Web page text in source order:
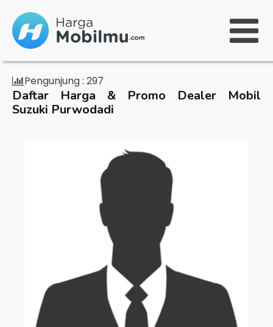
Pengunjung : 297
Daftar Harga & Promo Dealer Mobil
Suzuki Purwodadi